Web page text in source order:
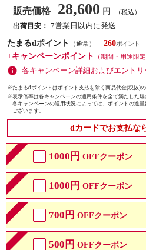
販売価格 28,600 円 （税込）
出荷目安： 7営業日以内に発送
たまるdポイント
（通常）
260
+キャンペーンポイント
（期間・用途限定
各キャンペーン詳細およびエントリ
※たまるdポイントはポイント支払を除く商品代金(税抜)の
※表示倍率は各キャンペーンの適用条件を全て満たした場
各キャンペーンの適用状況によっては、ポイントの進
ございます。
dカードでお支払な
1000円 OFFクーポン
1000円 OFFクーポン
700円 OFFクーポン
500円 OFFクーポン